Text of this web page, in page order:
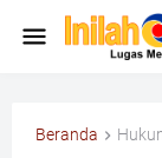
Beranda